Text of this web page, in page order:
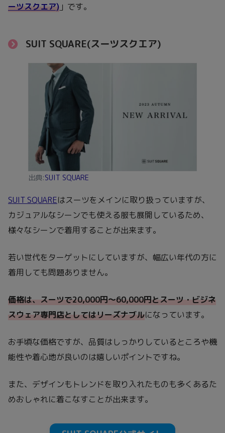
ーツスクエア) 」です。
SUIT SQUARE(スーツスクエア)
出典:SUIT SQUARE
SUIT SQUAREはスーツをメインに取り扱っていますが、
カジュアルなシーンでも使える服も展開しているため、
様々なシーンで着用することが出来ます。
若い世代をターゲットにしていますが、幅広い年代の方に
着用しても問題ありません。
価格は、スーツで20,000円～60,000円とスーツ・ビジネ
スウェア専門店としてはリーズナブルになっています。
お手頃な価格ですが、品質はしっかりしているところや機
能性や着心地が良いのは嬉しいポイントですね。
また、デザインもトレンドを取り入れたものも多くあるた
めおしゃれに着こなすことが出来ます。